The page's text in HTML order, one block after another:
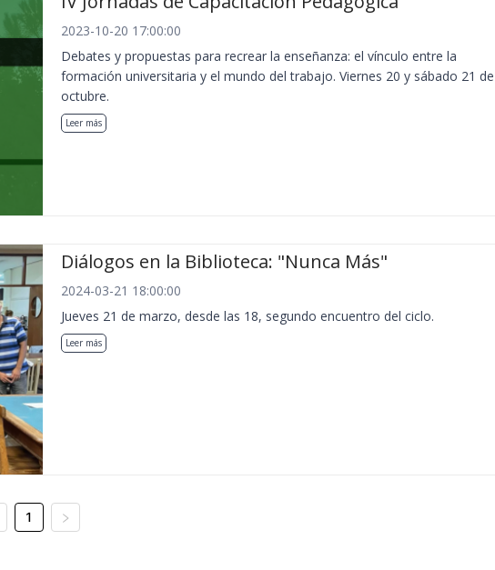
2023-10-20 17:00:00
Debates y propuestas para recrear la enseñanza: el vínculo entre la
formación universitaria y el mundo del trabajo. Viernes 20 y sábado 21 de
octubre.
Leer más
Diálogos en la Biblioteca: "Nunca Más"
2024-03-21 18:00:00
Jueves 21 de marzo, desde las 18, segundo encuentro del ciclo.
Leer más
1